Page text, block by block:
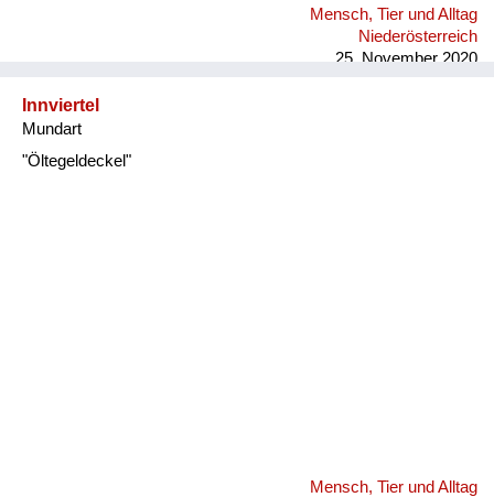
Mensch, Tier und Alltag
Niederösterreich
25. November 2020
Innviertel
Mundart
"Öltegeldeckel"
Mensch, Tier und Alltag